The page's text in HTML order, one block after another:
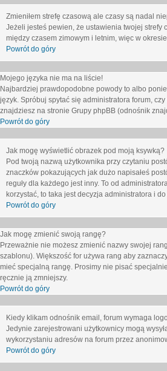
Zmieniłem strefę czasową ale czasy są nadal
Jeżeli jesteś pewien, że ustawienia twojej strefy
między czasem zimowym i letnim, więc w
Powrót do góry
Mojego języka nie ma na liście!
Najbardziej prawdopodobne powody to albo
język. Spróbuj spytać się administratora forum,
znajdziesz na stronie Grupy phpBB (odnośnik
Powrót do góry
Jak mogę wyświetlić obrazek pod moją ksywką?
Pod twoją nazwą użytkownika przy czytaniu
znaczków pokazujących jak dużo napisałeś
reguły dla każdego jest inny. To od
korzystać, to taka jest decyzja administratora i
Powrót do góry
Jak mogę zmienić swoją rangę?
Przeważnie nie możesz zmienić nazwy swojej
szablonu). Większość for używa rang aby
mieć specjalną rangę. Prosimy nie pisać
ręcznie ją zmniejszy.
Powrót do góry
Kiedy klikam odnośnik email, forum wymaga
Jedynie zarejestrowani użytkownicy mogą
wykorzystaniu adresów na forum przez
Powrót do góry